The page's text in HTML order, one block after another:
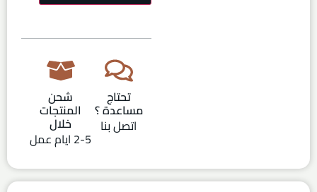
تحتاج
مساعدة ؟
اتصل بنا
شحن
المنتجات
خلال
2-5 ايام عمل